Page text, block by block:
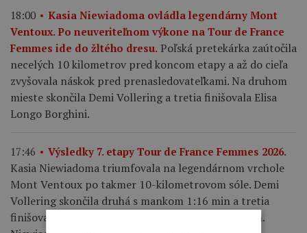
18:00
Kasia Niewiadoma ovládla legendárny Mont
Ventoux. Po neuveriteľnom výkone na Tour de France
Femmes ide do žltého dresu. Poľská pretekárka zaútočila
necelých 10 kilometrov pred koncom etapy a až do cieľa
zvyšovala náskok pred prenasledovateľkami. Na druhom
mieste skončila Demi Vollering a tretia finišovala Elisa
Longo Borghini.
17:46 Výsledky 7. etapy Tour de France Femmes 2026.
Kasia Niewiadoma triumfovala na legendárnom vrchole
Mont Ventoux po takmer 10-kilometrovom sóle. Demi
Vollering skončila druhá s mankom 1:16 min a tretia
finišovala Elisa Longo Borghini so stratou 1:42 min.